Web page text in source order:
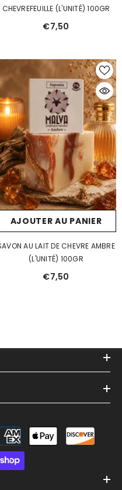
CHEVREFEUILLE (L'UNITÉ) 100GR
€7,50
AJOUTER AU PANIER
AU LAIT DE CHEVRE AMBRE
(L'UNITÉ) 100GR
€7,50